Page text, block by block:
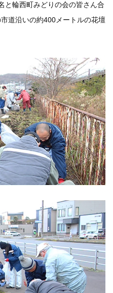
者様へ)
と輪西町みどりの会の皆さん合
道沿いの約400メートルの花壇